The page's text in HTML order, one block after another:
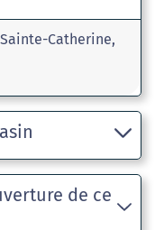
Catherine,
de ce